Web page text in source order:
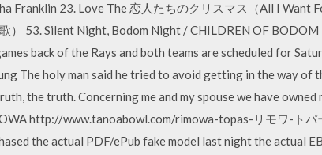
Franklin 23. Love The 恋人たちのクリスマス（All I Want
） 53. Silent Night, Bodom Night / CHILDREN OF
back of the Rays and both teams are scheduled for
The holy man said he tried to avoid getting in the way of
the truth. Concerning me and my spouse we have
http://www.tanoabowl.com/rimowa-topas-リモワ-ト
the actual PDF/ePub fake model last night the actual